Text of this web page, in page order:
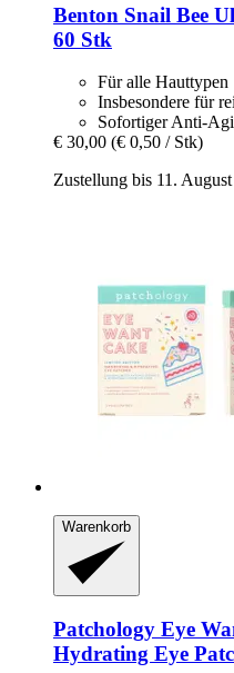
Benton Snail Bee
60 Stk
Für alle Hauttypen
Insbesondere für
Sofortiger Anti-
€ 30,00 (€ 0,50 / Stk)
Zustellung bis 11. August
Warenkorb
Patchology Eye
Hydrating Eye